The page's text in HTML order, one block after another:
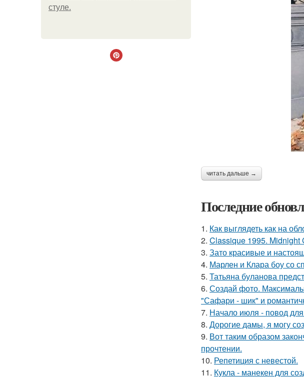
стуле.
читать дальше →
Последние
1. Как выглядеть как на
2. Classique 1995. Midnight
3. Зато красивые и
4. Марлен и Клара боу со
5. Татьяна буланова
6. Создай фото.
"Сафари - шик" и
7. Начало июля - повод
8. Дорогие дамы, я могу
9. Вот таким образом
прочтении.
10. Репетиция с невестой.
11. Кукла - манекен для